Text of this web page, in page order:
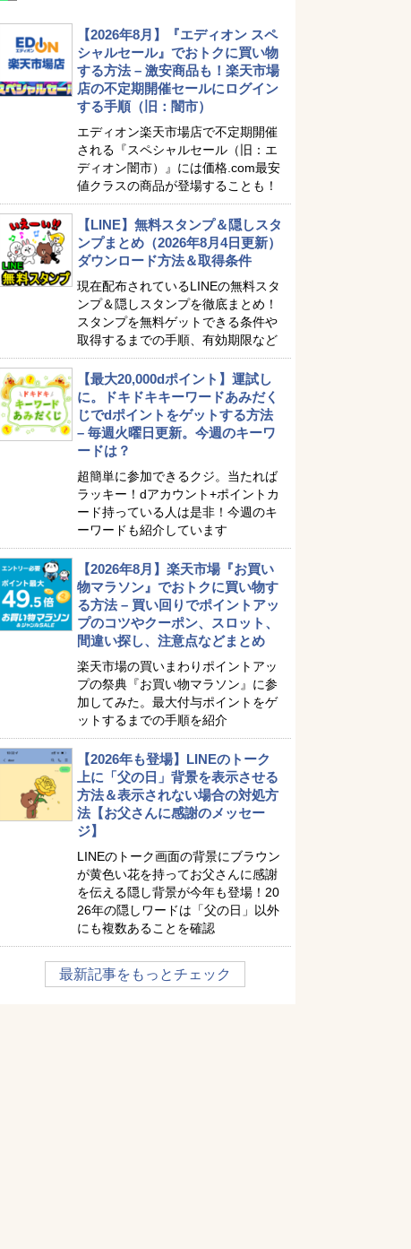
【2026年8月】『エディオン スペ
シャルセール』でおトクに買い物
する方法 – 激安商品も！楽天市場
店の不定期開催セールにログイン
する手順（旧：闇市）
エディオン楽天市場店で不定期開催
される『スペシャルセール（旧：エ
ディオン闇市）』には価格.com最安
値クラスの商品が登場することも！
【LINE】無料スタンプ＆隠しスタ
ンプまとめ（2026年8月4日更新）
ダウンロード方法＆取得条件
現在配布されているLINEの無料スタ
ンプ＆隠しスタンプを徹底まとめ！
スタンプを無料ゲットできる条件や
取得するまでの手順、有効期限など
【最大20,000dポイント】運試し
に。ドキドキキーワードあみだく
じでdポイントをゲットする方法
– 毎週火曜日更新。今週のキーワ
ードは？
超簡単に参加できるクジ。当たれば
ラッキー！dアカウント+ポイントカ
ード持っている人は是非！今週のキ
ーワードも紹介しています
【2026年8月】楽天市場『お買い
物マラソン』でおトクに買い物す
る方法 – 買い回りでポイントアッ
プのコツやクーポン、スロット、
間違い探し、注意点などまとめ
楽天市場の買いまわりポイントアッ
プの祭典『お買い物マラソン』に参
加してみた。最大付与ポイントをゲ
ットするまでの手順を紹介
【2026年も登場】LINEのトーク
上に「父の日」背景を表示させる
方法＆表示されない場合の対処方
法【お父さんに感謝のメッセー
ジ】
LINEのトーク画面の背景にブラウン
が黄色い花を持ってお父さんに感謝
を伝える隠し背景が今年も登場！20
26年の隠しワードは「父の日」以外
にも複数あることを確認
最新記事をもっとチェック